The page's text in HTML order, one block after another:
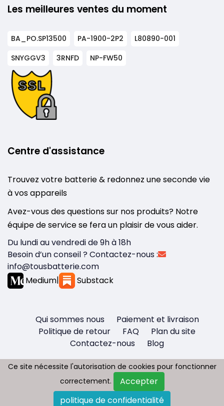
Les meilleures ventes du moment
BA_PO.SP13500 PA-1900-2P2
L80890-001
SNYGGV3
3RNFD NP-FW50
Centre d'assistance
Trouvez votre batterie & redonnez une seconde vie
à vos appareils
Avez-vous des questions sur nos produits? Notre
équipe de service se fera un plaisir de vous aider.
Du lundi au vendredi de 9h à 18h
Besoin d’un conseil ? Contactez-nous :
info@tousbatterie.com
Medium| Substack
Qui sommes nous
Paiement et livraison
Politique de retour
FAQ
Plan du site
Contactez-nous
Blog
Copyright © 2026 - Tous droit réservés
Tousbatterie.com
Ce site nécessite l'autorisation de cookies pour fonctionner
correctement.
Accepter
politique de confidentialité
Ce site nécessite l'autorisation de cookies pour fonctionner
correctement.
Accepter
politique de confidentialité